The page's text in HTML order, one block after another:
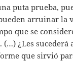
puta prueba,
arruinar la
que se
(…) ¿Les sucederá
que sirvió